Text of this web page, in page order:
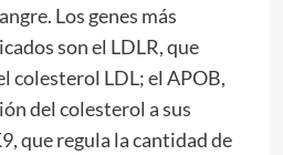
Los genes más
son el LDLR, que
colesterol LDL; el APOB,
del colesterol a sus
que regula la cantidad de